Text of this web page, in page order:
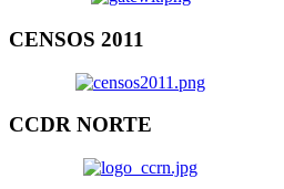
CENSOS 2011
CCDR NORTE